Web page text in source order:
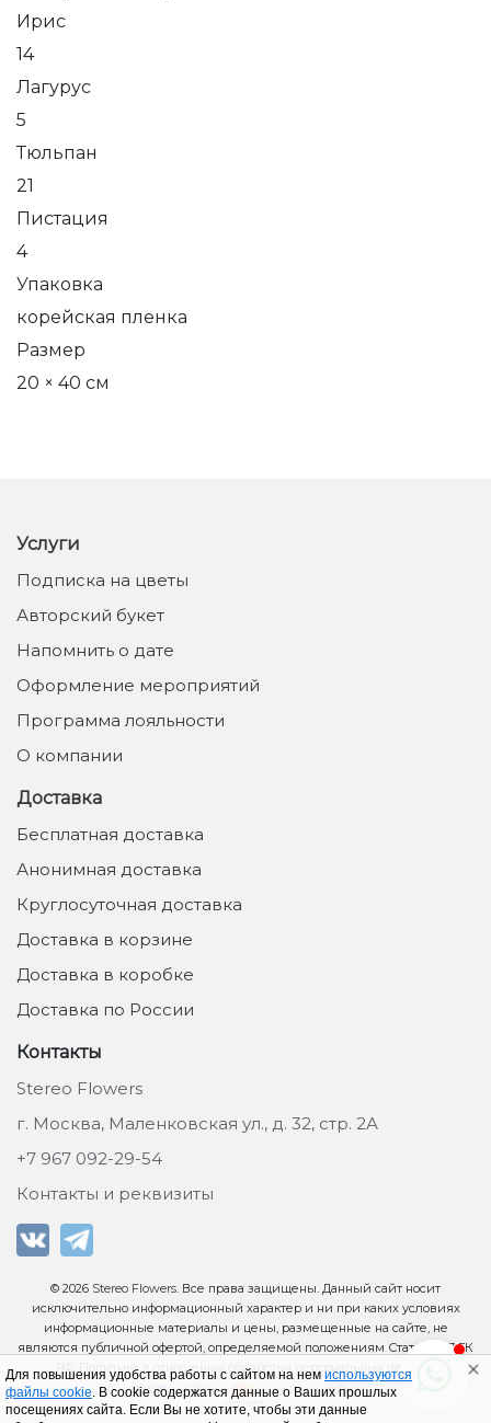
Для повышения удобства работы с сайтом на нем используются
файлы cookie. В cookie содержатся данные о Ваших прошлых
посещениях сайта. Если Вы не хотите, чтобы эти данные
Ирис
14
Лагурус
5
Тюльпан
21
Пистация
4
Упаковка
корейская пленка
Размер
20 × 40 см
Услуги
Подписка на цветы
Авторский букет
Напомнить о дате
Оформление мероприятий
Программа лояльности
О компании
Доставка
Бесплатная доставка
Анонимная доставка
Круглосуточная доставка
Доставка в корзине
Доставка в коробке
Доставка по России
Контакты
Stereo Flowers
г. Москва, Маленковская ул., д. 32, стр. 2А
+7 967 092-29-54
Контакты и реквизиты
© 2026 Stereo Flowers . Все права защищены. Данный сайт носит
исключительно информационный характер и ни при каких условиях
информационные материалы и цены, размещенные на сайте, не
являются публичной офертой, определяемой положениям Статьи 437 ГК
Политика в отношении обработки персональных данных